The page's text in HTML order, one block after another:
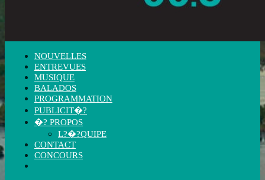
NOUVELLES
ENTREVUES
MUSIQUE
BALADOS
PROGRAMMATION
PUBLICIT�?
�? PROPOS
L?�?QUIPE
CONTACT
CONCOURS